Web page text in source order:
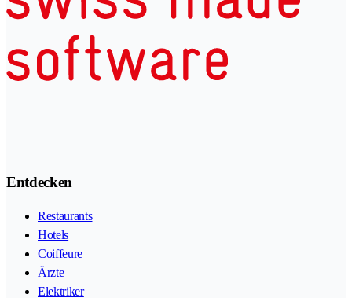
Entdecken
Restaurants
Hotels
Coiffeure
Ärzte
Elektriker